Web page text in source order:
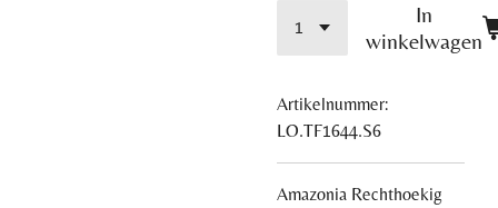
In
winkelwagen
Artikelnummer:
LO.TF1644.S6
Amazonia Rechthoekig